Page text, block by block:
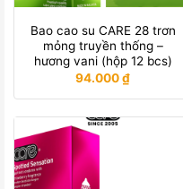
Bao cao su CARE 28 trơn
mỏng truyền thống –
hương vani (hộp 12 bcs)
94.000₫